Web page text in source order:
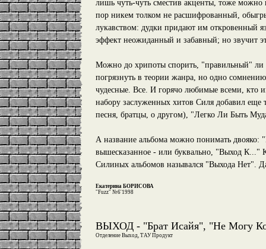
лишь чуть-чуть сместив акценты, тоже можно
пор никем толком не расшифрованный,
лукавством: дудки придают им откровенный
эффект неожиданный и забавный; но звучит
Можно до хрипоты спорить, "правильный" ли
погрязнуть в теории жанра, но одно
чудесные. Все. И горячо любимые всеми, кто
набору заслуженных хитов Силя добавил
песня, братцы, о другом), "Легко Ли Быть
А название альбома можно понимать двояко:
вышесказанное - или буквально, "Выход
Силиных альбомов назывался "Выхода Нет".
Екатерина БОРИСОВА
"Fuzz" №6'1998
ВЫХОД - "Брат Исайя", "Не Могу
Отделение Выход, ТАУ Продукт